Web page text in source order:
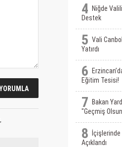
4
Niğde
Destek
5 Vali
Yatırdı
6
Eğitim Tesisi!
7
Bakan
"Geçmiş
8
Açıklandı